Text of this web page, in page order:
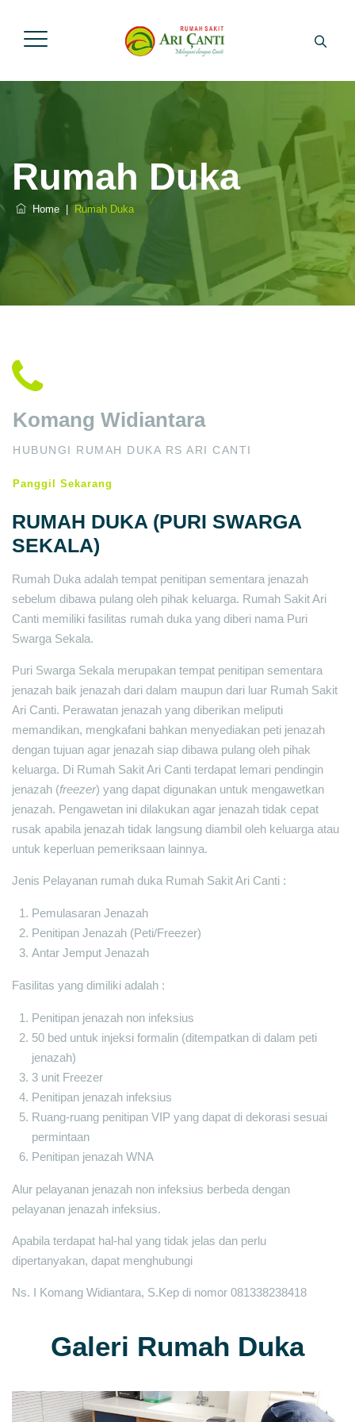
Rumah Duka
Home Rumah Duka
Komang Widiantara
HUBUNGI RUMAH DUKA RS ARI CANTI
Panggil Sekarang
RUMAH DUKA (PURI SWARGA
SEKALA)
Rumah Duka adalah tempat penitipan sementara jenazah
sebelum dibawa pulang oleh pihak keluarga. Rumah Sakit Ari
Canti memiliki fasilitas rumah duka yang diberi nama Puri
Swarga Sekala.
Puri Swarga Sekala merupakan tempat penitipan sementara
jenazah baik jenazah dari dalam maupun dari luar Rumah Sakit
Ari Canti. Perawatan jenazah yang diberikan meliputi
memandikan, mengkafani bahkan menyediakan peti jenazah
dengan tujuan agar jenazah siap dibawa pulang oleh pihak
keluarga. Di Rumah Sakit Ari Canti terdapat lemari pendingin
jenazah (freezer) yang dapat digunakan untuk mengawetkan
jenazah. Pengawetan ini dilakukan agar jenazah tidak cepat
rusak apabila jenazah tidak langsung diambil oleh keluarga atau
untuk keperluan pemeriksaan lainnya.
Jenis Pelayanan rumah duka Rumah Sakit Ari Canti :
Pemulasaran Jenazah
Penitipan Jenazah (Peti/Freezer)
Antar Jemput Jenazah
Fasilitas yang dimiliki adalah :
Penitipan jenazah non infeksius
50 bed untuk injeksi formalin (ditempatkan di dalam peti
jenazah)
3 unit Freezer
Penitipan jenazah infeksius
Ruang-ruang penitipan VIP yang dapat di dekorasi sesuai
permintaan
Penitipan jenazah WNA
Alur pelayanan jenazah non infeksius berbeda dengan
pelayanan jenazah infeksius.
Apabila terdapat hal-hal yang tidak jelas dan perlu
dipertanyakan, dapat menghubungi
Ns. I Komang Widiantara, S.Kep di nomor 081338238418
Galeri Rumah Duka